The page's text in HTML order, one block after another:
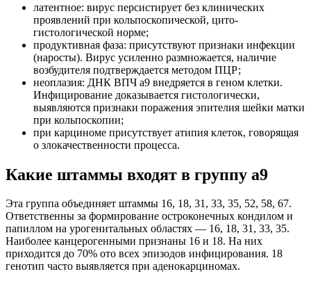
латентное: вирус персистирует без клинических
проявлений при кольпоскопической, цито-
гистологической норме;
продуктивная фаза: присутствуют признаки инфекции
(наросты). Вирус усиленно размножается, наличие
возбудителя подтверждается методом ПЦР;
неоплазия: ДНК ВПЧ а9 внедряется в геном клетки.
Инфицирование доказывается гистологически,
выявляются признаки поражения эпителия шейки матки
при кольпоскопии;
при карциноме присутствует атипия клеток, говорящая
о злокачественности процесса.
Какие штаммы входят в группу а9
Эта группа объединяет штаммы 16, 18, 31, 33, 35, 52, 58, 67.
Ответственны за формирование остроконечных кондилом и
папиллом на урогенитальных областях — 16, 18, 31, 33, 35.
Наиболее канцерогенными признаны 16 и 18. На них
приходится до 70% ото всех эпизодов инфицирования. 18
генотип часто выявляется при аденокарциномах.